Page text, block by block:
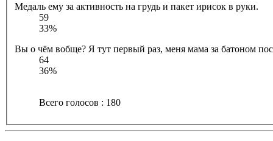
Медаль ему за активность на грудь и пакет ирисок в руки.
59
33%
Вы о чём вобще? Я тут первый раз, меня мама за батоном
64
36%
Всего голосов : 180